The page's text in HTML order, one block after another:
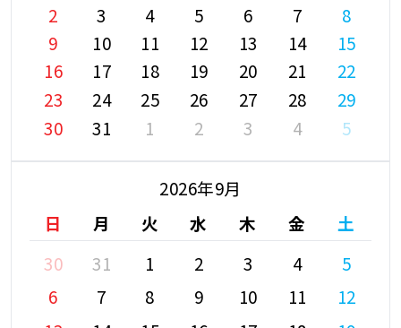
2
3 4 5 6 7
8
9
10 11 12 13 14
15
16
17 18 19 20 21
22
23
24 25 26 27 28
29
30
31 1 2 3 4 5
2026年9月
日
月 火 水 木 金
土
30
31 1 2 3 4
5
6
7 8 9 10 11
12